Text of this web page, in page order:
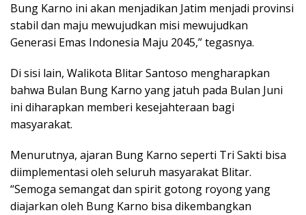
Bung Karno ini akan menjadikan Jatim menjadi provinsi
stabil dan maju mewujudkan misi mewujudkan
Generasi Emas Indonesia Maju 2045,” tegasnya.
Di sisi lain, Walikota Blitar Santoso mengharapkan
bahwa Bulan Bung Karno yang jatuh pada Bulan Juni
ini diharapkan memberi kesejahteraan bagi
masyarakat.
Menurutnya, ajaran Bung Karno seperti Tri Sakti bisa
diimplementasi oleh seluruh masyarakat Blitar.
“Semoga semangat dan spirit gotong royong yang
diajarkan oleh Bung Karno bisa dikembangkan